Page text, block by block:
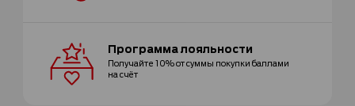
Программалояльности
Получайте 10% от суммы покупки баллами
на счёт